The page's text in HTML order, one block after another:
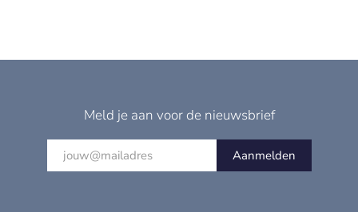
Meld je aan voor de nieuwsbrief
Aanmelden